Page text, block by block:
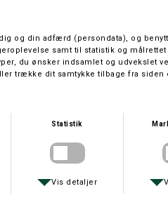
vælge dette under fragtmetode.